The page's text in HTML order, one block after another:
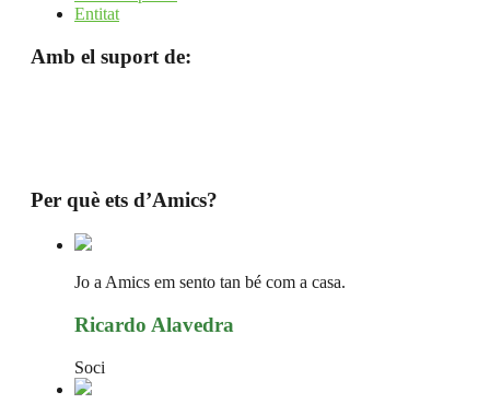
Entitat
Amb el suport de:
Per què ets d’Amics?
Jo a Amics em sento tan bé com a casa.
Ricardo Alavedra
Soci